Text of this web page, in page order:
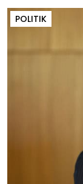
POLITIK